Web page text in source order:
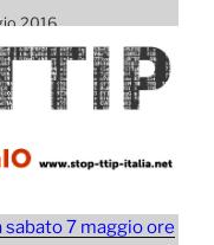
sabato 7 maggio ore